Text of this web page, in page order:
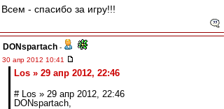
Всем - спасибо за игру!!!
DONspartach -
30 апр 2012 10:41
Los » 29 апр 2012, 22:46
# Los » 29 апр 2012, 22:46
DONspartach,